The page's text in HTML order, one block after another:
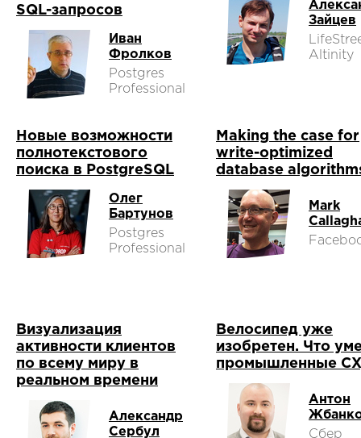
SQL-запросов
Иван
Фролков
Postgres
Professional
Зайцев
Altinity
Новые возможности
полнотекстового
поиска в PostgreSQL
Олег
Бартунов
Postgres
Professional
Making the case for
write-optimized
database
Mark
Визуализация
активности клиентов
по всему миру в
реальном времени
Александр
Сербул
Велосипед уже
изобретен. Что
промышленные
Антон
Сбер